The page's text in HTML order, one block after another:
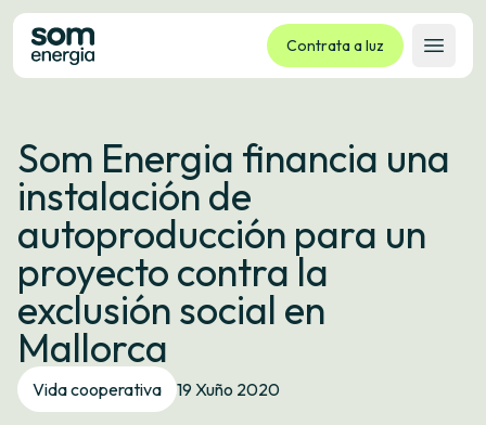
Contrata a luz
Abrir
Tarifas
Servizos
Empresas
La cooperativa
Contacto
Trámites
Oficina virtual
Idioma: ES CA GL EU
Som Energia financia una
instalación de
autoproducción para un
proyecto contra la
exclusión social en
Mallorca
Vida cooperativa 19 Xuño 2020